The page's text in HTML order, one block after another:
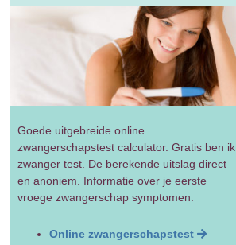
Goede uitgebreide online
zwangerschapstest calculator. Gratis ben ik
zwanger test. De berekende uitslag direct
en anoniem. Informatie over je eerste
vroege zwangerschap symptomen.
Online zwangerschapstest